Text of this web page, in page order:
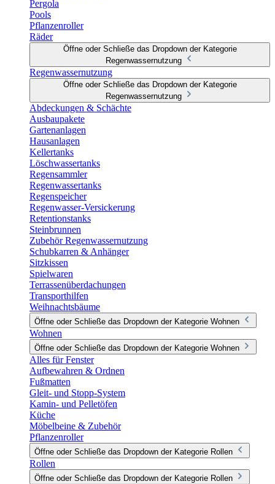
Pergola
Pools
Pflanzenroller
Räder
Öffne oder Schließe das Dropdown der Kategorie
Regenwassernutzung
Regenwassernutzung
Öffne oder Schließe das Dropdown der Kategorie
Regenwassernutzung
Abdeckungen & Schächte
Ausbaupakete
Gartenanlagen
Hausanlagen
Kellertanks
Löschwassertanks
Regensammler
Regenwassertanks
Regenspeicher
Regenwasser-Versickerung
Retentionstanks
Steinbrunnen
Zubehör Regenwassernutzung
Schubkarren & Anhänger
Sitzkissen
Spielwaren
Terrassenüberdachungen
Transporthilfen
Weihnachtsbäume
Öffne oder Schließe das Dropdown der Kategorie Wohnen
Wohnen
Öffne oder Schließe das Dropdown der Kategorie Wohnen
Alles für Fenster
Aufbewahren & Ordnen
Fußmatten
Gleit- und Stopp-System
Kamin- und Pelletöfen
Küche
Möbelbeine & Zubehör
Pflanzenroller
Öffne oder Schließe das Dropdown der Kategorie Rollen
Rollen
Öffne oder Schließe das Dropdown der Kategorie Rollen